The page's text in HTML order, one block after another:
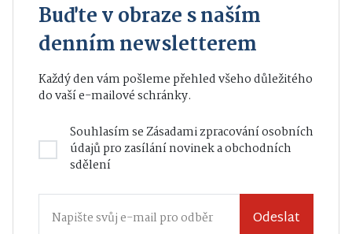
Buďte v obraze s naším
denním newsletterem
Každý den vám pošleme přehled všeho důležitého
do vaší e-mailové schránky.
Souhlasím seZásadami zpracování osobních
údajůpro zasílání novinek a obchodních
sdělení
Odeslat